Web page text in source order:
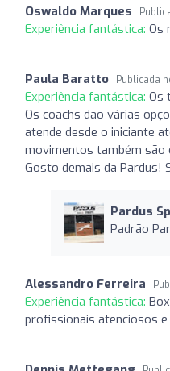
Oswaldo Marques
Experiência fantástica: Os
Paula Baratto Publicada
Experiência fantástica: Os
Os coachs dão várias
atende desde o iniciante
movimentos também são
Gosto demais da Pardus!
Pardus
Padrão
Alessandro Ferreira
Experiência fantástica:
profissionais atenciosos